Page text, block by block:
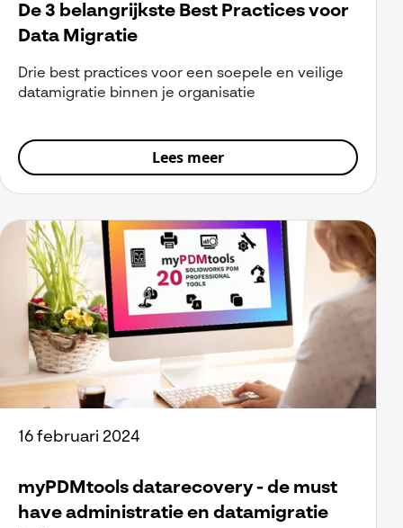
De 3 belangrijkste Best Practices voor
Data Migratie
Drie best practices voor een soepele en veilige
datamigratie binnen je organisatie
Lees meer
16 februari 2024
myPDMtools datarecovery - de must
have administratie en datamigratie